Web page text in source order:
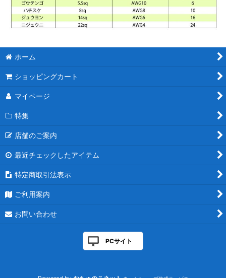
ホーム
ショッピングカート
マイページ
特集
店舗のご案内
最近チェックしたアイテム
特定商取引法表示
ご利用案内
お問い合わせ
PCサイト